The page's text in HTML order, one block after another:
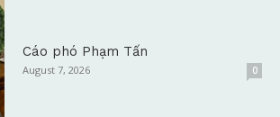
Cáo phó Phạm Tấn
August 7, 2026 0